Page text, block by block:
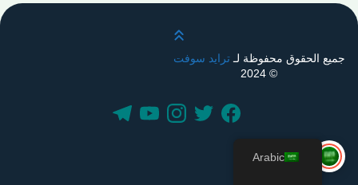
قم بالتمرير لأعلى
جميع الحقوق محفوظة لـترايد سوفت
© 2024
Arabic